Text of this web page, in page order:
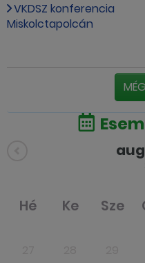
VKDSZ konferencia
Miskolctapolcán
Hé Ke Sze